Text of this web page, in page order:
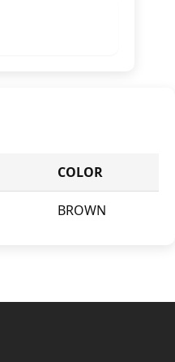
COLOR
BROWN